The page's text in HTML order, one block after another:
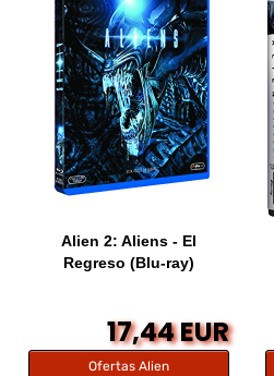
Alien 2: Aliens - El
Regreso (Blu-ray)
17,44 EUR
Ofertas Alien